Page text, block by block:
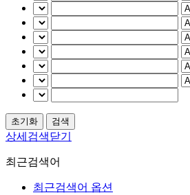
상세검색닫기
최근검색어
최근검색어 옵션